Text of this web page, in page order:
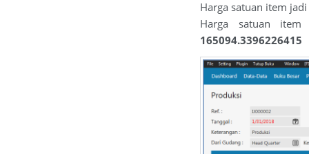
Harga satuan item
Harga satuan
165094.3396226415